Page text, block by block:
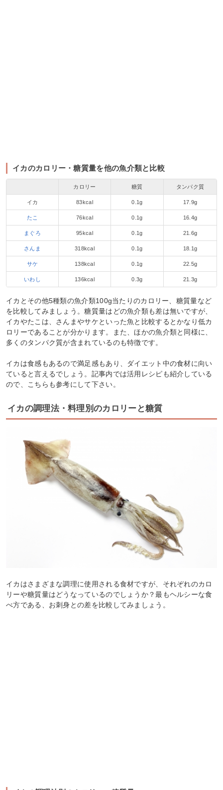
イカのカロリー・糖質量を他の魚介類と比較
カロリー 糖質 タンパク質
イカ 83kcal 0.1g 17.9g
たこ 76kcal 0.1g 16.4g
まぐろ 95kcal 0.1g 21.6g
さんま 318kcal 0.1g 18.1g
サケ 138kcal 0.1g 22.5g
いわし 136kcal 0.3g 21.3g
イカとその他5種類の魚介類100g当たりのカロリー、糖質量など
を比較してみましょう。糖質量はどの魚介類も差は無いですが、
イカやたこは、さんまやサケといった魚と比較するとかなり低カ
ロリーであることが分かります。また、ほかの魚介類と同様に、
多くのタンパク質が含まれているのも特徴です。
イカは食感もあるので満足感もあり、ダイエット中の食材に向い
ていると言えるでしょう。記事内では活用レシピも紹介している
ので、こちらも参考にして下さい。
イカの調理法・料理別のカロリーと糖質
イカはさまざまな調理に使用される食材ですが、それぞれのカロ
リーや糖質量はどうなっているのでしょうか？最もヘルシーな食
べ方である、お刺身との差を比較してみましょう。